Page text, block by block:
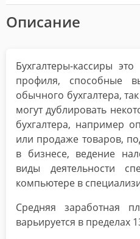
Описание
Бухгалтеры-кассиры
профиля, способные
обычного бухгалтера,
могут дублировать
бухгалтера, например
или продаже товаров,
в бизнесе, ведение
виды деятельности
компьютере в
Средняя заработная
варьируется в пределах